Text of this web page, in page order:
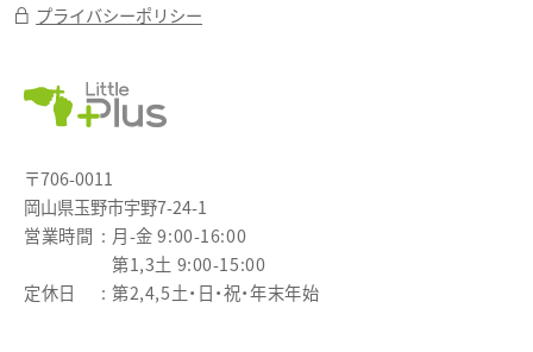
プライバシーポリシー
〒706-0011
岡山県玉野市宇野7-24-1
営業時間
月-金 9:00-16:00
第1,3土 9:00-15:00
定休日
第2,4,5土・日・祝・年末年始